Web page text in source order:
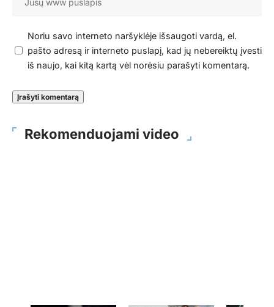
Noriu savo interneto naršyklėje išsaugoti vardą, el.
pašto adresą ir interneto puslapį, kad jų nebereiktų įvesti
iš naujo, kai kitą kartą vėl norėsiu parašyti komentarą.
Rekomenduojami video